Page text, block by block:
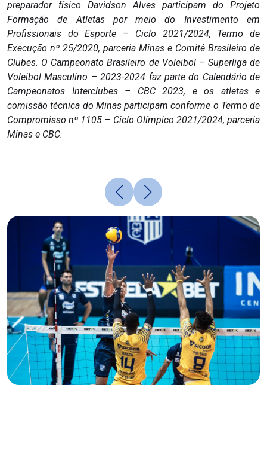
preparador físico Davidson Alves participam do Projeto
Formação de Atletas por meio do Investimento em
Profissionais do Esporte – Ciclo 2021/2024, Termo de
Execução nº 25/2020, parceria Minas e Comitê Brasileiro de
Clubes. O Campeonato Brasileiro de Voleibol – Superliga de
Voleibol Masculino – 2023-2024 faz parte do Calendário de
Campeonatos Interclubes – CBC 2023, e os atletas e
comissão técnica do Minas participam conforme o Termo de
Compromisso nº 1105 – Ciclo Olímpico 2021/2024, parceria
Minas e CBC.